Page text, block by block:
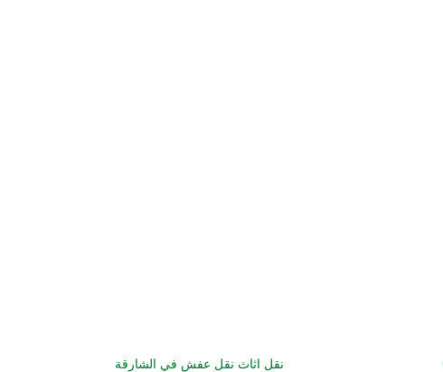
نقل اثاث نقل عفش في الشارقة